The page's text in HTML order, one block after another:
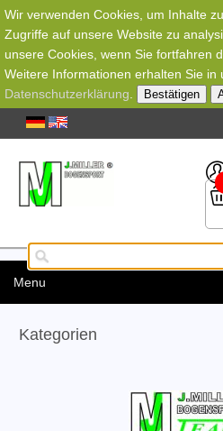
Wir verwenden Cookies, um Inhalte
Zugriffe auf unsere Website zu
unsere Cookies, wenn Sie fortfahren
Weitere Informationen erhalten Sie in
Datenschutzerklärung
Bestätigen
Menu
Kategorien